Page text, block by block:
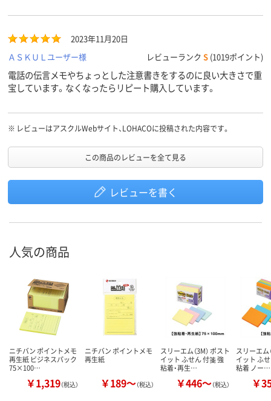
2023年11月20日
ＡＳＫＵＬユーザー様
レビューランク S (1019ポイント)
電話の伝言メモやちょっとした注意書きをするのに良い大きさで重
宝しています。なくなったらリピート購入しています。
※ レビューはアスクルWebサイト、LOHACOに投稿された内容です。
この商品のレビューを全て見る
レビューを書く
人気の商品
ニチバン ポイントメモ
再生紙 ビジネスパック
75×100…
￥1,319（税込）
ニチバン ポイントメモ
再生紙
￥189～（税込）
スリーエム（3M） ポスト
イット ふせん 付箋 強
粘着・再生…
￥446～（税込）
スリーエム
イット ふ
粘着 ノー…
￥